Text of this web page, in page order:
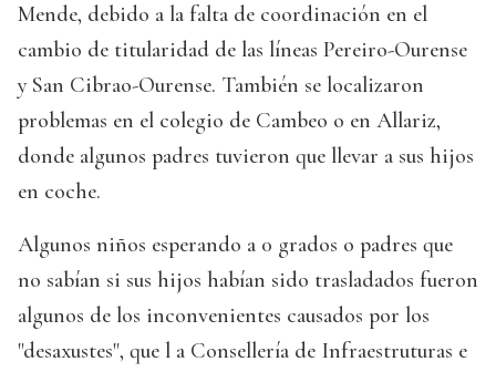
Mende, debido a la falta de coordinación en el
cambio de titularidad de las líneas Pereiro-Ourense
y San Cibrao-Ourense. También se localizaron
problemas en el colegio de Cambeo o en Allariz,
donde algunos padres tuvieron que llevar a sus hijos
en coche.
Algunos niños esperando a 0 grados o padres que
no sabían si sus hijos habían sido trasladados fueron
algunos de los inconvenientes causados por los
"desaxustes", que l a Consellería de Infraestruturas e